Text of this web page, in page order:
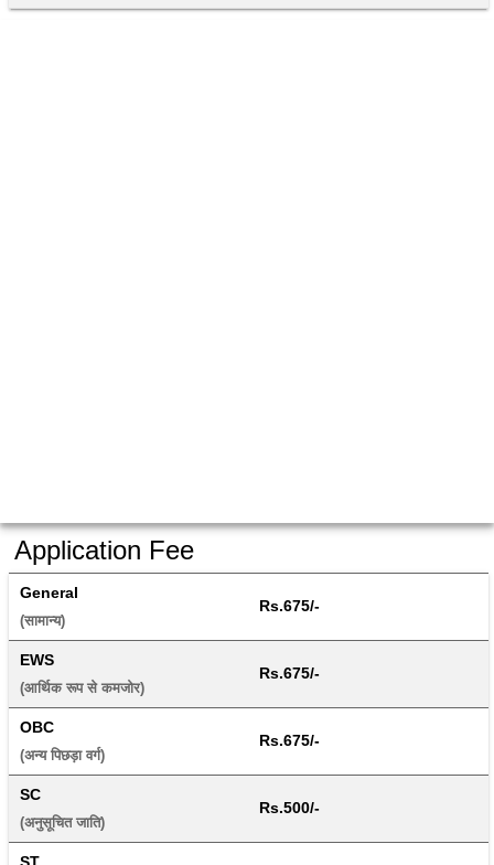
Application Fee
General
(सामान्य)
Rs.675/-
EWS
(आर्थिक रूप से कमजोर)
Rs.675/-
OBC
(अन्य पिछड़ा वर्ग)
Rs.675/-
SC
(अनुसूचित जाति)
Rs.500/-
ST